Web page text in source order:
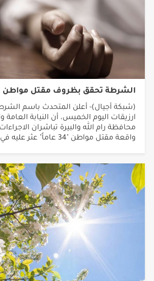
الشرطة تحقق بظروف مقتل مواطن
(شبكة أجيال)- أعلن المتحدث باسم
ارزيقات اليوم الخميس، أن النيابة
محافظة رام الله والبيرة تباشران
واقعة مقتل مواطن "34 عاماً" عثر عليه في منطق...